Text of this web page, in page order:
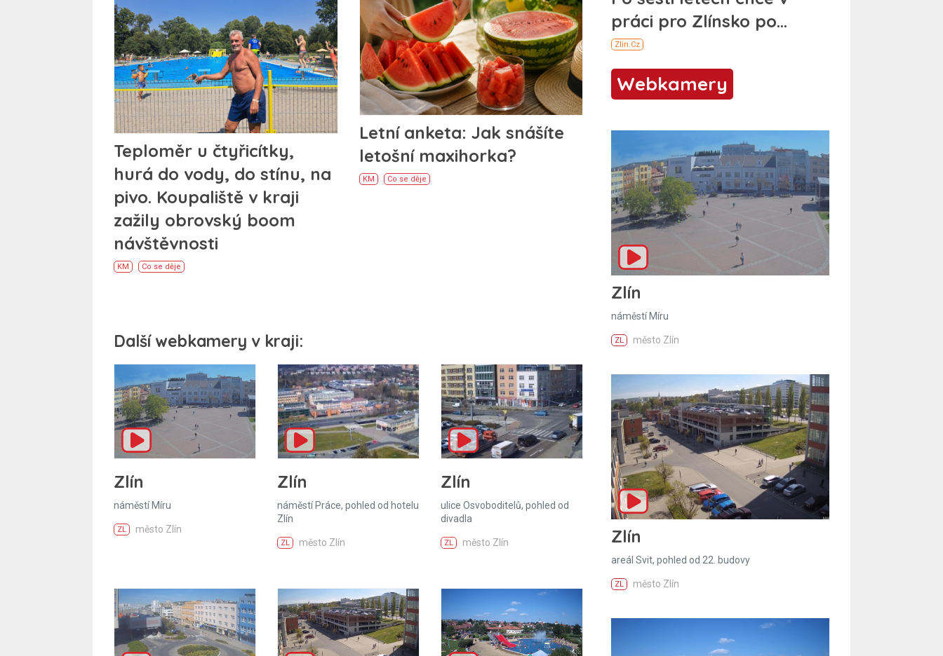
Teploměr u čtyřicítky,
hurá do vody, do stínu, na
pivo. Koupaliště v kraji
zažily obrovský boom
návštěvnosti
KM Co se děje
Letní anketa: Jak snášíte
letošní maxihorka?
KM Co se děje
Další webkamery v kraji:
Zlín
náměstí Míru
ZL město Zlín
Zlín
náměstí Práce, pohled od hotelu
Zlín
ZL město Zlín
Zlín
ulice Osvoboditelů, pohled od
divadla
ZL město Zlín
Webkamery
Zlín
náměstí Míru
ZL město Zlín
Zlín
areál Svit, pohled od 22. budovy
ZL město Zlín